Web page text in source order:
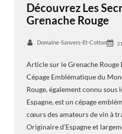
Découvrez Les
Grenache Rouge
Domaine-Sanvers-Et-Cotton
Article sur le Grenache Rouge
Cépage Emblématique du
Rouge, également connu sous
Espagne, est un cépage
cœurs des amateurs de vin à
Originaire d’Espagne et